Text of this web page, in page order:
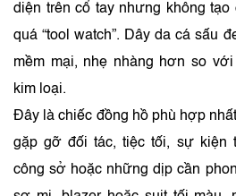
diện trên cổ tay nhưng không tạo
quá “tool watch”. Dây da cá sấu
mềm mại, nhẹ nhàng hơn so
kim loại.
Đây là chiếc đồng hồ phù hợp
gặp gỡ đối tác, tiệc tối, sự kiện
công sở hoặc những dịp cần